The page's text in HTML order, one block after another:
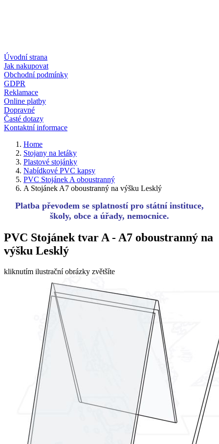
Úvodní strana
Jak nakupovat
Obchodní podmínky
GDPR
Reklamace
Online platby
Dopravné
Časté dotazy
Kontaktní informace
Home
Stojany na letáky
Plastové stojánky
Nabídkové PVC kapsy
PVC Stojánek A oboustranný
A Stojánek A7 oboustranný na výšku Lesklý
Platba převodem se splatností pro státní instituce,
školy, obce a úřady, nemocnice.
PVC Stojánek tvar A - A7 oboustranný na
výšku Lesklý
kliknutím ilustrační obrázky zvětšíte